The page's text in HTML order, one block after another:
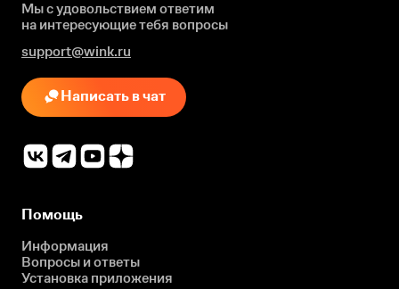
Мы с удовольствием ответим
на интересующиетебя вопросы
support@wink.ru
Написать в чат
Помощь
Информация
Вопросы и ответы
Установка приложения